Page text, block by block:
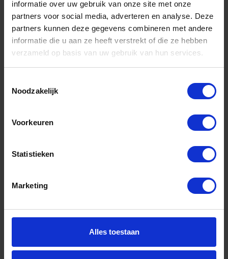
informatie over uw gebruik van onze site met onze
partners voor social media, adverteren en analyse. Deze
partners kunnen deze gegevens combineren met andere
informatie die u aan ze heeft verstrekt of die ze hebben
verzameld op basis van uw gebruik van hun services.
Noodzakelijk
Voorkeuren
Statistieken
Marketing
Alles toestaan
1,6X175MM
Artikelnummer merk: 6000009855
€ 2,81 incl. BTW
Bestel nu!